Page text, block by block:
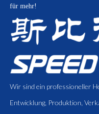
für mehr!
Wir sind ein professioneller
Entwicklung, Produktion,